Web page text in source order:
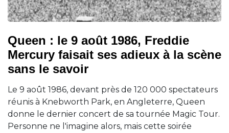
Queen : le 9 août 1986, Freddie
Mercury faisait ses adieux à la scène
sans le savoir
Le 9 août 1986, devant près de 120 000 spectateurs
réunis à Knebworth Park, en Angleterre, Queen
donne le dernier concert de sa tournée Magic Tour.
Personne ne l'imagine alors, mais cette soirée